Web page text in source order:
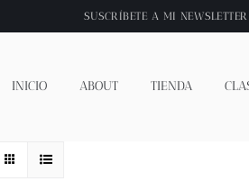
SUSCRÍBETE A MI NEWSLETTER
INICIO ABOUT TIENDA